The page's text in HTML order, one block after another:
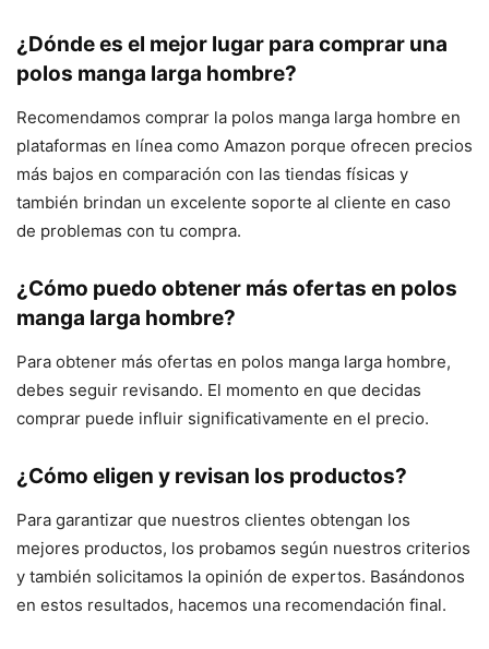
¿Dónde es el mejor lugar para comprar una
polos manga larga hombre?
Recomendamos comprar la polos manga larga hombre en
plataformas en línea como Amazon porque ofrecen precios
más bajos en comparación con las tiendas físicas y
también brindan un excelente soporte al cliente en caso
de problemas con tu compra.
¿Cómo puedo obtener más ofertas en polos
manga larga hombre?
Para obtener más ofertas en polos manga larga hombre,
debes seguir revisando. El momento en que decidas
comprar puede influir significativamente en el precio.
¿Cómo eligen y revisan los productos?
Para garantizar que nuestros clientes obtengan los
mejores productos, los probamos según nuestros criterios
y también solicitamos la opinión de expertos. Basándonos
en estos resultados, hacemos una recomendación final.